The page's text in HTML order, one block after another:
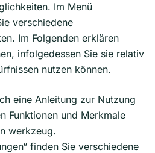
Im Menü
verschiedene
Im Folgenden erklären
infolgedessen Sie sie relativ
nutzen können.
eine Anleitung zur Nutzung
Funktionen und Merkmale
werkzeug.
finden Sie verschiedene